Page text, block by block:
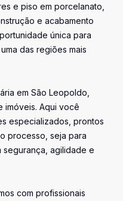
e piso em porcelanato,
e acabamento
única para
das regiões mais
em São Leopoldo,
imóveis. Aqui você
especializados, prontos
processo, seja para
segurança, agilidade e
com profissionais